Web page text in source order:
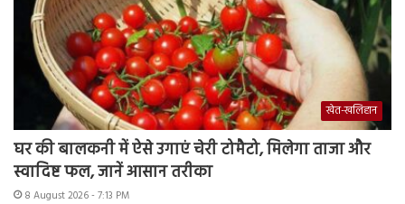
खेत-खलिहान
घर की बालकनी में ऐसे उगाएं चेरी टोमैटो, मिलेगा ताजा और
स्वादिष्ट फल, जानें आसान तरीका
8 August 2026 - 7:13 PM